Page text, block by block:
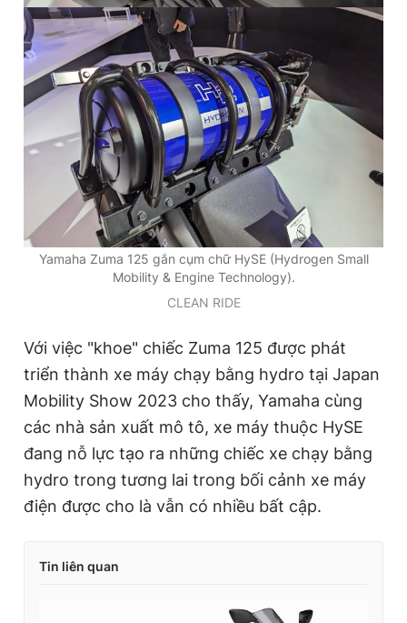
Yamaha Zuma 125 gắn cụm chữ HySE (Hydrogen Small
Mobility & Engine Technology).
CLEAN RIDE
Với việc "khoe" chiếc Zuma 125 được phát
triển thành xe máy chạy bằng hydro tại Japan
Mobility Show 2023 cho thấy, Yamaha cùng
các nhà sản xuất mô tô, xe máy thuộc HySE
đang nỗ lực tạo ra những chiếc xe chạy bằng
hydro trong tương lai trong bối cảnh xe máy
điện được cho là vẫn có nhiều bất cập.
Tin liên quan